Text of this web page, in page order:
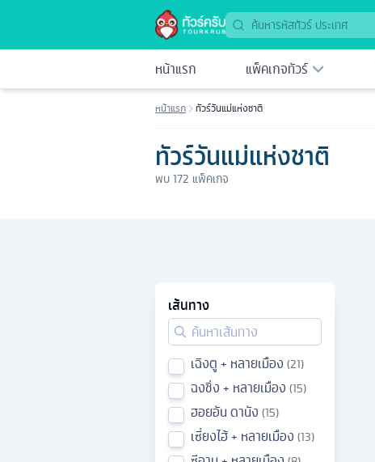
หน้าแรก แพ็คเกจทัวร์
หน้าแรก ทัวร์วันแม่แห่งชาติ
ทัวร์วันแม่แห่งชาติ
พบ172 แพ็คเกจ
เส้นทาง
เฉิงตู + หลายเมือง 21
ฉงชิ่ง + หลายเมือง 15
ฮอยอัน ดานัง 15
เซี่ยงไฮ้ + หลายเมือง 13